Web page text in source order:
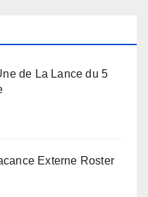
de La Lance du 5
Externe Roster